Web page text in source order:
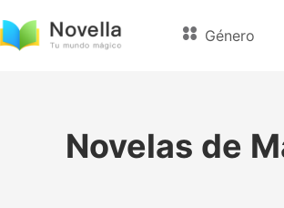
Género
Novelas de